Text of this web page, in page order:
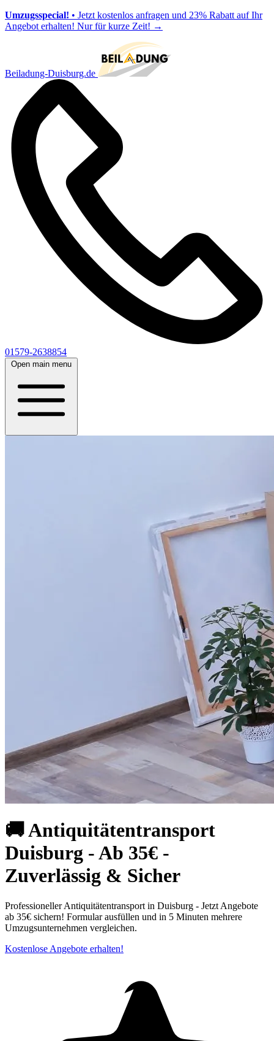
Umzugsspecial! • Jetzt kostenlos anfragen und 23% Rabatt auf Ihr
Angebot erhalten! Nur für kurze Zeit! →
Beiladung-Duisburg.de
01579-2638854
Open main menu
🚚 Antiquitätentransport
Duisburg⁠ - Ab 35€ -
Zuverlässig & Sicher
Professioneller Antiquitätentransport in Duisburg⁠ - Jetzt Angebote
ab 35€ sichern! Formular ausfüllen und in 5 Minuten mehrere
Umzugsunternehmen vergleichen.
Kostenlose Angebote erhalten!